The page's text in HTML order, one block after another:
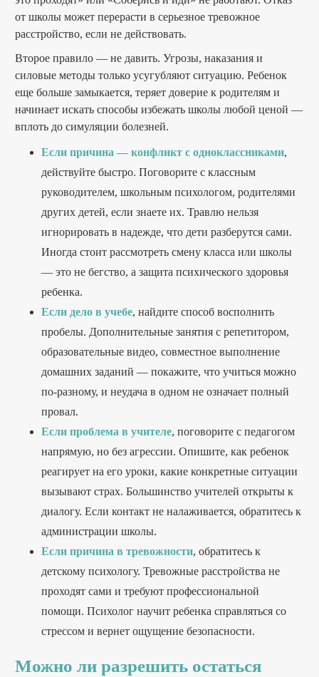
от школы может перерасти в серьезное тревожное
расстройство, если не действовать.
Второе правило — не давить. Угрозы, наказания и
силовые методы только усугубляют ситуацию. Ребенок
еще больше замыкается, теряет доверие к родителям и
начинает искать способы избежать школы любой ценой —
вплоть до симуляции болезней.
Если причина — конфликт с одноклассниками,
действуйте быстро. Поговорите с классным
руководителем, школьным психологом, родителями
других детей, если знаете их. Травлю нельзя
игнорировать в надежде, что дети разберутся сами.
Иногда стоит рассмотреть смену класса или школы
— это не бегство, а защита психического здоровья
ребенка.
Если дело в учебе, найдите способ восполнить
пробелы. Дополнительные занятия с репетитором,
образовательные видео, совместное выполнение
домашних заданий — покажите, что учиться можно
по-разному, и неудача в одном не означает полный
провал.
Если проблема в учителе, поговорите с педагогом
напрямую, но без агрессии. Опишите, как ребенок
реагирует на его уроки, какие конкретные ситуации
вызывают страх. Большинство учителей открыты к
диалогу. Если контакт не налаживается, обратитесь к
администрации школы.
Если причина в тревожности, обратитесь к
детскому психологу. Тревожные расстройства не
проходят сами и требуют профессиональной
помощи. Психолог научит ребенка справляться со
стрессом и вернет ощущение безопасности.
Можно ли разрешить остаться